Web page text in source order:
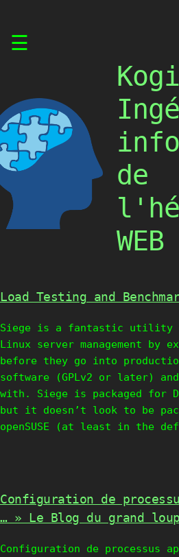
☰
de
WEB
Load Testing and
Siege is a fantastic utility
Linux server management by
before they go into
software (GPLv2 or later)
with. Siege is packaged for
but it doesn’t look to be
openSUSE (at least in the
Configuration de
… » Le Blog du grand
Configuration de processus